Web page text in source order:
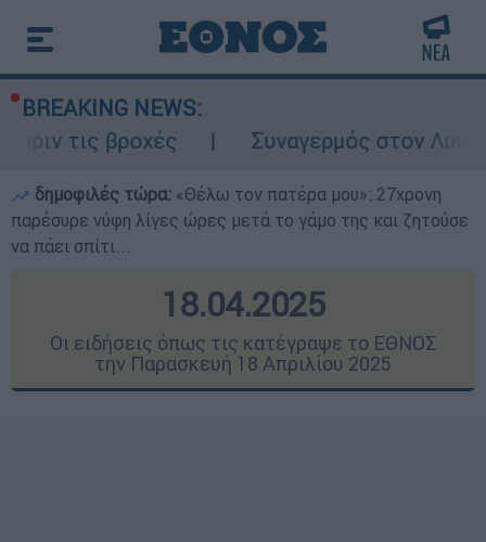
BREAKING NEWS:
Συναγερμός στον Λυκαβηττό: Σορός
δημοφιλές τώρα: «Θέλω τον πατέρα μου»: 27χρονη
παρέσυρε νύφη λίγες ώρες μετά το γάμο της και ζητούσε
να πάει σπίτι...
18.04.2025
Οι ειδήσεις όπως τις κατέγραψε το ΕΘΝΟΣ
την Παρασκευή 18 Απριλίου 2025